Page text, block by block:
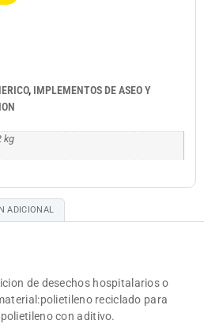
, IMPLEMENTOS DE ASEO Y
kg
ADICIONAL
de desechos hospitalarios o
reciclado para
con aditivo.